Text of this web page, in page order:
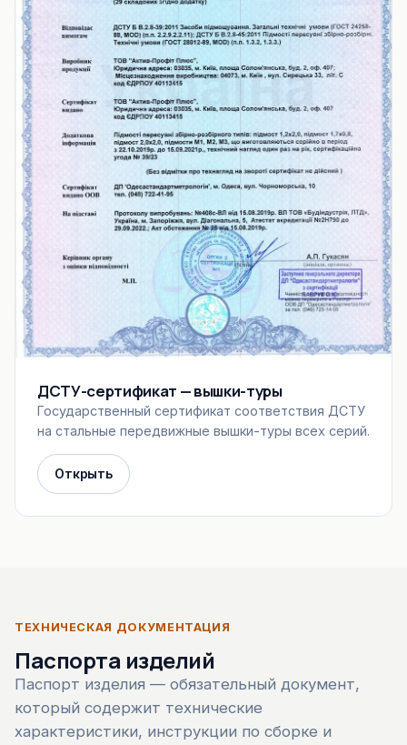
ДСТУ-сертификат — вышки-туры
Государственный сертификат соответствия ДСТУ
на стальные передвижные вышки-туры всех серий.
Открыть
ТЕХНИЧЕСКАЯ ДОКУМЕНТАЦИЯ
Паспорта изделий
Паспорт изделия — обязательный документ,
который содержит технические
характеристики, инструкции по сборке и